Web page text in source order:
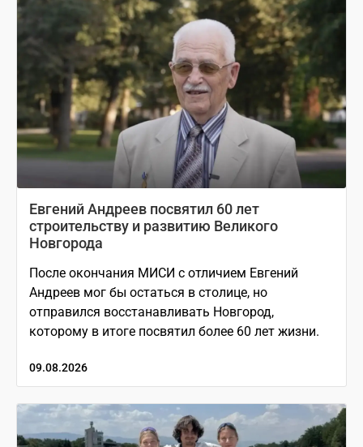
Евгений Андреев посвятил 60 лет
строительству и развитию Великого
Новгорода
После окончания МИСИ с отличием Евгений
Андреев мог бы остаться в столице, но
отправился восстанавливать Новгород,
которому в итоге посвятил более 60 лет жизни.
09.08.2026